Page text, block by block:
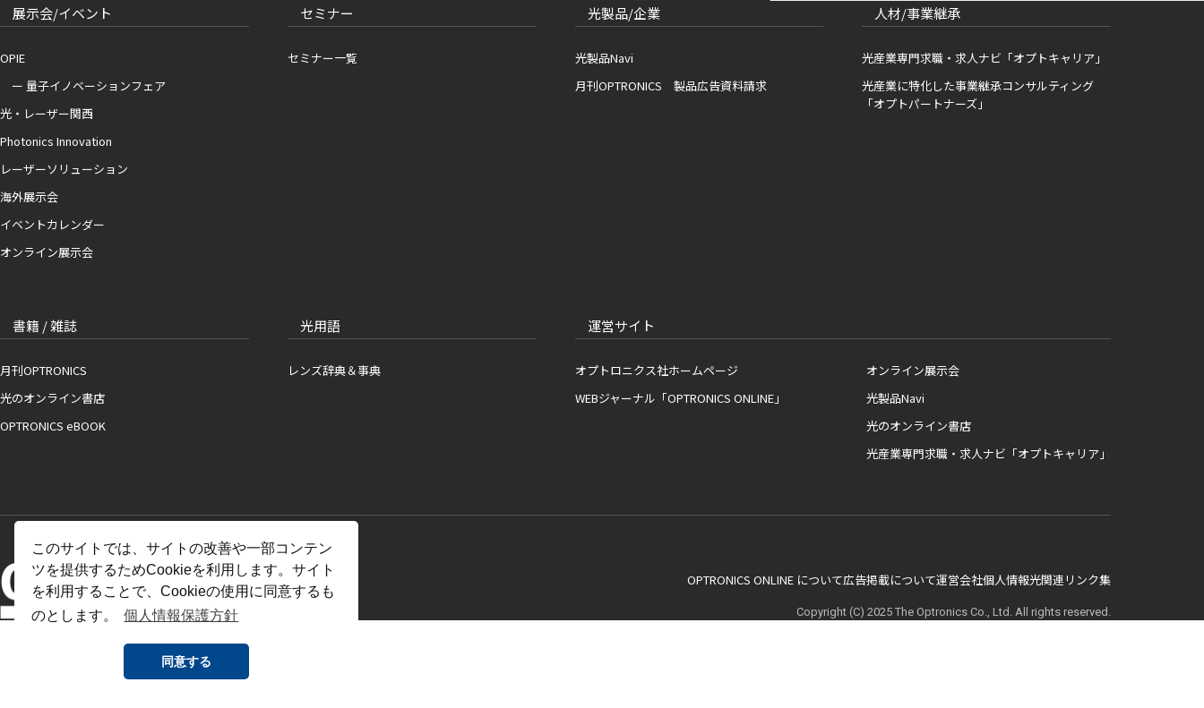
このサイトでは、サイトの改善や一部コンテン
ツを提供するためCookieを利用します。サイト
を利用することで、Cookieの使用に同意するも
のとします。
個人情報保護方針
同意する
展示会/イベント
OPIE
ー 量子イノベーションフェア
光・レーザー関西
Photonics Innovation
レーザーソリューション
海外展示会
イベントカレンダー
オンライン展示会
セミナー
セミナー一覧
光製品/企業
光製品Navi
月刊OPTRONICS 製品広告資料請求
人材/事業継承
光産業専門求職・求人ナビ「オプトキャリア」
光産業に特化した事業継承コンサルティング
「オプトパートナーズ」
書籍 / 雑誌
月刊OPTRONICS
光のオンライン書店
OPTRONICS eBOOK
光用語
レンズ辞典＆事典
運営サイト
オプトロニクス社ホームページ
WEBジャーナル「OPTRONICS ONLINE」
オンライン展示会
光製品Navi
光のオンライン書店
光産業専門求職・求人ナビ「オプトキャリア」
OPTRONICS ONLINE について広告掲載について運営会社個人情報光関連リンク集
Copyright (C) 2025 The Optronics Co., Ltd. All rights reserved.